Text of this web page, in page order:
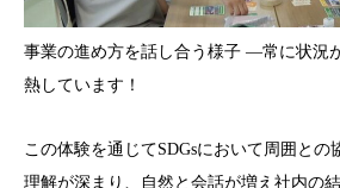
事業の進め方を話し合う様子 —常に状況
熱しています！
この体験を通じてSDGsにおいて周囲との
理解が深まり、自然と会話が増え社内の